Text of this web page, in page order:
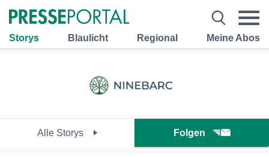
Storys Blaulicht Regional Meine Abos
Alle Storys Folgen